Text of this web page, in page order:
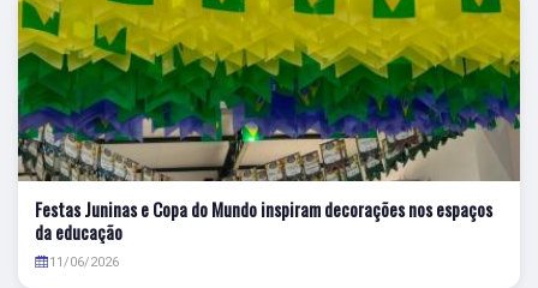
Festas Juninas e Copa do Mundo inspiram decorações nos espaços
da educação
11/06/2026